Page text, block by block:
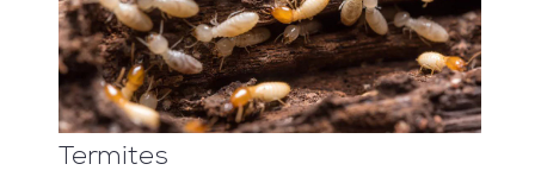
Termites